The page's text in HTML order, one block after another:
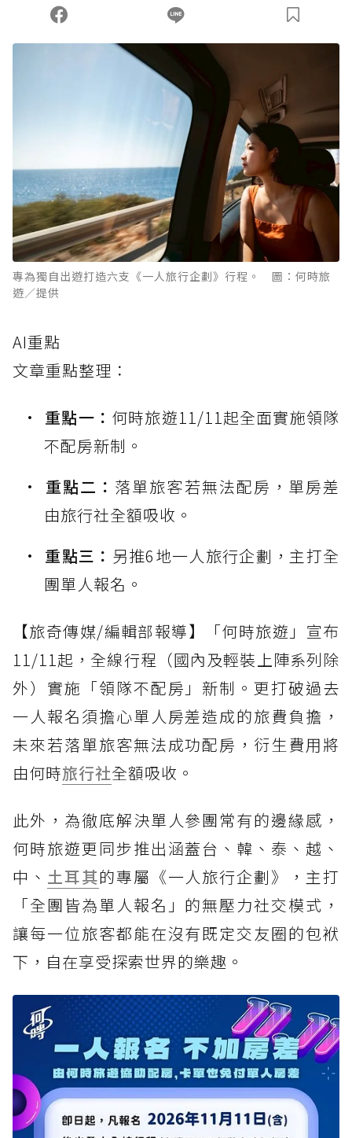
專為獨自出遊打造六支《一人旅行企劃》行程。 圖：何時旅
遊／提供
AI重點
文章重點整理：
重點一： 何時旅遊11/11起全面實施領隊
不配房新制。
重點二： 落單旅客若無法配房，單房差
由旅行社全額吸收。
重點三： 另推6地一人旅行企劃，主打全
團單人報名。
【旅奇傳媒/編輯部報導】「何時旅遊」宣布
11/11起，全線行程（國內及輕裝上陣系列除
外）實施「領隊不配房」新制。更打破過去
一人報名須擔心單人房差造成的旅費負擔，
未來若落單旅客無法成功配房，衍生費用將
由何時旅行社全額吸收。
此外，為徹底解決單人參團常有的邊緣感，
何時旅遊更同步推出涵蓋台、韓、泰、越、
中、 土耳其的專屬《一人旅行企劃》，主打
「全團皆為單人報名」的無壓力社交模式，
讓每一位旅客都能在沒有既定交友圈的包袱
下，自在享受探索世界的樂趣。